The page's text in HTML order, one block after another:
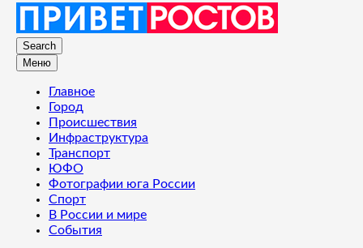
Search
Меню
Главное
Город
Происшествия
Инфраструктура
Транспорт
ЮФО
Фотографии юга России
Спорт
В России и мире
События